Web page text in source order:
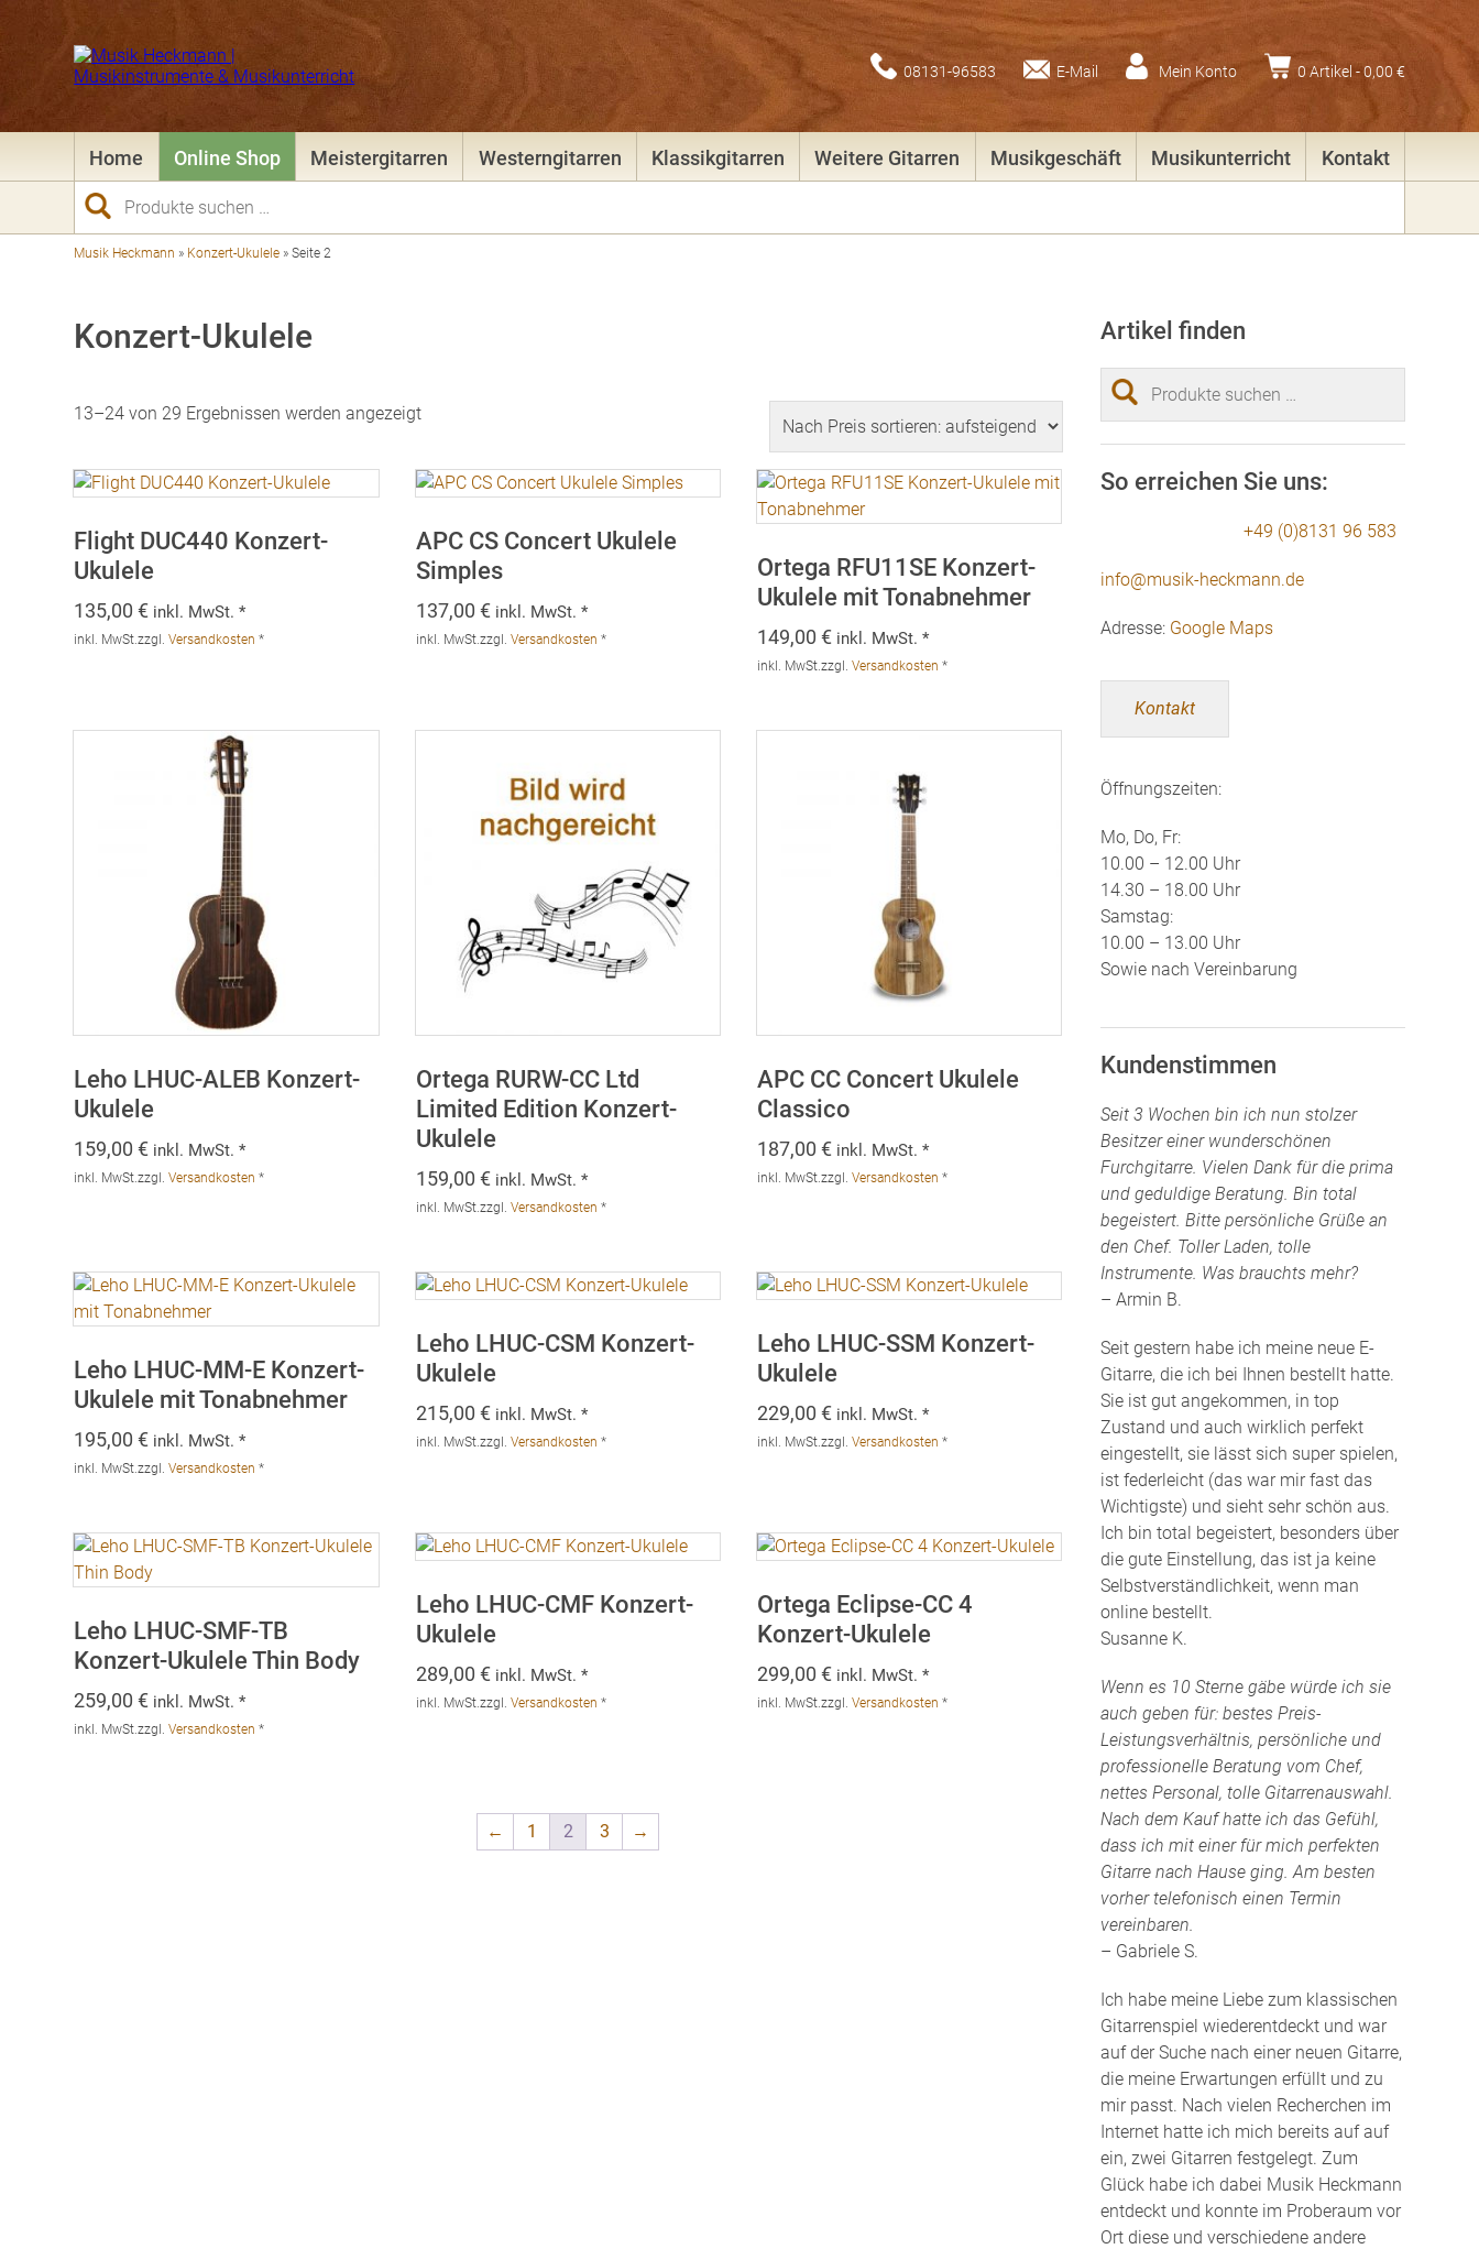
08131-96583 E-Mail Mein Konto 0 Artikel -0,00 €
Home Online Shop Meistergitarren Westerngitarren Klassikgitarren Weitere Gitarren Musikgeschäft Musikunterricht Kontakt
Suchen
nach:
Musik Heckmann » Konzert-Ukulele »Seite 2
Konzert-Ukulele
13–24 von 29 Ergebnissen werden angezeigtNach
sortiert:
aufsteigend
Flight DUC440 Konzert-
Ukulele
135,00€ inkl. MwSt. *
inkl. MwSt.zzgl.Versandkosten *
APC CS Concert Ukulele
Simples
137,00 € inkl. MwSt. *
inkl. MwSt.zzgl. Versandkosten *
Ortega RFU11SE Konzert-
Ukulele mit Tonabnehmer
149,00€ inkl. MwSt. *
inkl. MwSt.zzgl.Versandkosten *
Leho LHUC-ALEB Konzert-
Ukulele
159,00€ inkl. MwSt. *
inkl. MwSt.zzgl.Versandkosten *
Ortega RURW-CC Ltd
Limited Edition Konzert-
Ukulele
159,00 € inkl. MwSt. *
inkl. MwSt.zzgl. Versandkosten *
APC CC Concert Ukulele
Classico
187,00€ inkl. MwSt. *
inkl. MwSt.zzgl.Versandkosten *
Leho LHUC-MM-E Konzert-
Ukulele mit Tonabnehmer
195,00€ inkl. MwSt. *
inkl. MwSt.zzgl.Versandkosten *
Leho LHUC-CSM Konzert-
Ukulele
215,00 € inkl. MwSt. *
inkl. MwSt.zzgl. Versandkosten *
Leho LHUC-SSM Konzert-
Ukulele
229,00€ inkl. MwSt. *
inkl. MwSt.zzgl.Versandkosten *
Leho LHUC-SMF-TB
Konzert-Ukulele Thin Body
259,00€ inkl. MwSt. *
inkl. MwSt.zzgl.Versandkosten *
Leho LHUC-CMF Konzert-
Ukulele
289,00 € inkl. MwSt. *
inkl. MwSt.zzgl. Versandkosten *
Ortega Eclipse-CC 4
Konzert-Ukulele
299,00€ inkl. MwSt. *
inkl. MwSt.zzgl.Versandkosten *
← 1 2 3 →
Artikel finden
Suchen
nach:
So erreichen Sie uns:
+49 (0)8131 96 583
info@musik-heckmann.de
Adresse: Google Maps
Kontakt
Öffnungszeiten:
Mo, Do, Fr:
10.00 – 12.00 Uhr
14.30 – 18.00 Uhr
Samstag:
10.00 – 13.00 Uhr
Sowie nach Vereinbarung
Kundenstimmen
Seit 3 Wochen bin ich nun stolzer
Besitzer einer wunderschönen
Furchgitarre. Vielen Dank für die prima
und geduldige Beratung. Bin total
begeistert. Bitte persönliche Grüße an
den Chef. Toller Laden, tolle
Instrumente. Was brauchts mehr?
– Armin B.
Seit gestern habe ich meine neue E-
Gitarre, die ich bei Ihnen bestellt hatte.
Sie ist gut angekommen, in top
Zustand und auch wirklich perfekt
eingestellt, sie lässt sich super spielen,
ist federleicht (das war mir fast das
Wichtigste) und sieht sehr schön aus.
Ich bin total begeistert, besonders über
die gute Einstellung, das ist ja keine
Selbstverständlichkeit, wenn man
online bestellt.
Susanne K.
Wenn es 10 Sterne gäbe würde ich sie
auch geben für: bestes Preis-
Leistungsverhältnis, persönliche und
professionelle Beratung vom Chef,
nettes Personal, tolle Gitarrenauswahl.
Nach dem Kauf hatte ich das Gefühl,
dass ich mit einer für mich perfekten
Gitarre nach Hause ging. Am besten
vorher telefonisch einen Termin
vereinbaren.
– Gabriele S.
Ich habe meine Liebe zum klassischen
Gitarrenspiel wiederentdeckt und war
auf der Suche nach einer neuen Gitarre,
die meine Erwartungen erfüllt und zu
mir passt. Nach vielen Recherchen im
Internet hatte ich mich bereits auf auf
ein, zwei Gitarren festgelegt. Zum
Glück habe ich dabei Musik Heckmann
entdeckt und konnte im Proberaum vor
Ort diese und verschiedene andere